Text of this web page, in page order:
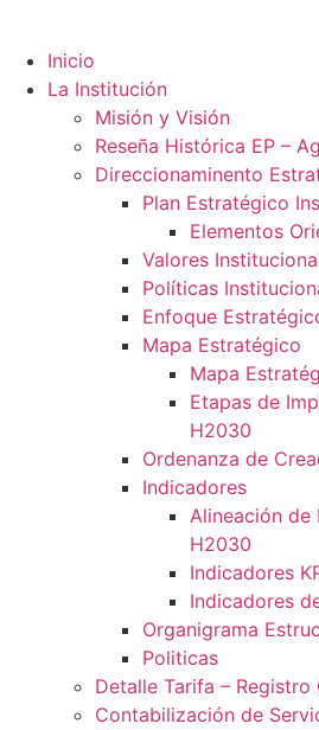
Inicio
La Institución
Misión y Visión
Reseña Histórica EP –
Direccionaminento
Plan Estratégico
Elementos
Valores
Políticas
Enfoque
Mapa Estratégico
Mapa
Etapas de
H2030
Ordenanza de
Indicadores
Alineación de
H2030
Indicadores
Indicadores
Organigrama
Politicas
Detalle Tarifa – Registro
Contabilización de